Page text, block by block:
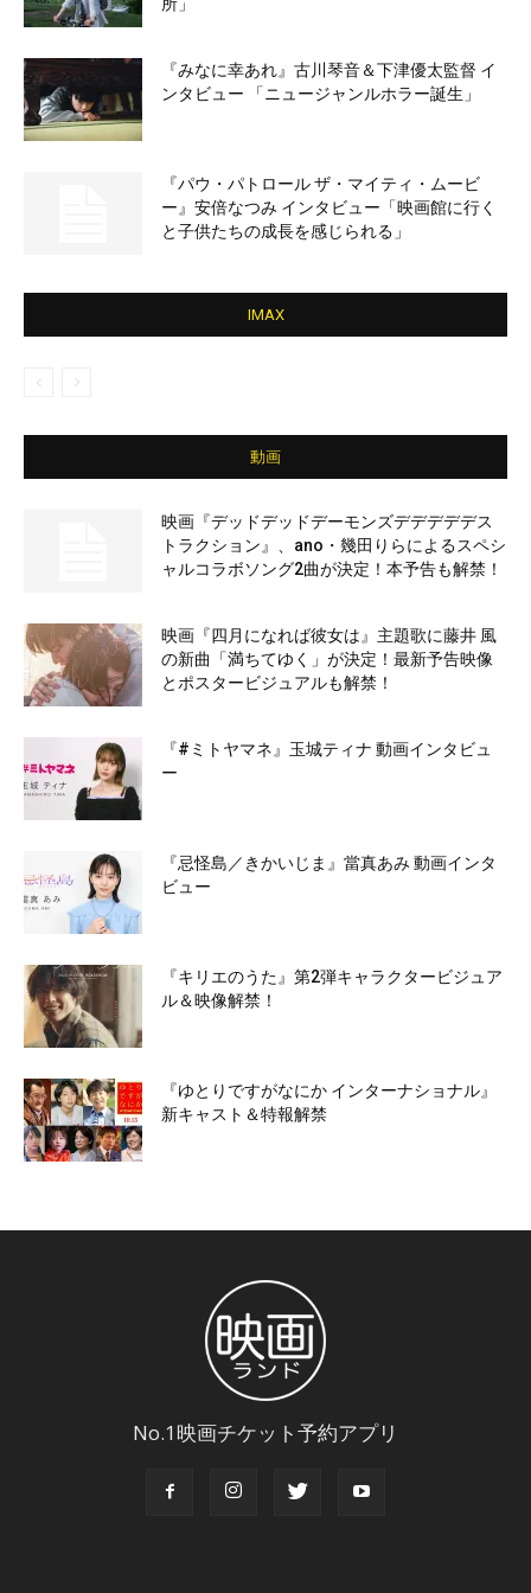
『みなに幸あれ』古川琴音＆下津優太監督 イ
ンタビュー 「ニュージャンルホラー誕生」
『パウ・パトロール ザ・マイティ・ムービ
ー』安倍なつみ インタビュー「映画館に行く
と子供たちの成長を感じられる」
IMAX
動画
映画『デッドデッドデーモンズデデデデデス
トラクション』、ano・幾田りらによるスペシ
ャルコラボソング2曲が決定！本予告も解禁！
映画『四月になれば彼女は』主題歌に藤井 風
の新曲「満ちてゆく」が決定！最新予告映像
とポスタービジュアルも解禁！
『#ミトヤマネ』玉城ティナ 動画インタビュ
ー
『忌怪島／きかいじま』當真あみ 動画インタ
ビュー
『キリエのうた』第2弾キャラクタービジュア
ル＆映像解禁！
『ゆとりですがなにか インターナショナル』
新キャスト＆特報解禁
No.1映画チケット予約アプリ